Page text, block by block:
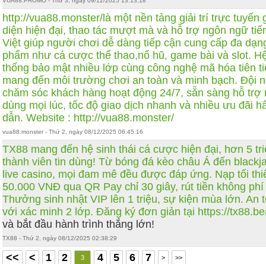
http://vua88.monster/là một nền tảng giải trí trực tuyến
diện hiện đại, thao tác mượt mà và hỗ trợ ngôn ngữ
Việt giúp người chơi dễ dàng tiếp cận cung cấp đa
phẩm như cá cược thể thao,nổ hũ, game bài và slot.
thống bảo mật nhiều lớp cùng công nghệ mã hóa tiên
mang đến môi trường chơi an toàn và minh bạch. Đội
chăm sóc khách hàng hoạt động 24/7, sẵn sàng hỗ
dùng mọi lúc, tốc độ giao dịch nhanh và nhiều ưu đãi
dẫn. Website : http://vua88.monster/
vua88.monster - Thứ 2, ngày 08/12/2025 06:45:16
TX88 mang đến hệ sinh thái cá cược hiện đại, hơn 5
thành viên tin dùng! Từ bóng đá kèo châu Á đến
live casino, mọi đam mê đều được đáp ứng. Nạp tối
50.000 VNĐ qua QR Pay chỉ 30 giây, rút tiền không
Thưởng sinh nhật VIP lên 1 triệu, sự kiện mùa lớn. An
với xác minh 2 lớp. Đăng ký đơn giản tại https://
và bắt đầu hành trình thắng lớn!
TX88 - Thứ 2, ngày 08/12/2025 02:38:29
<< < 1 2 3 4 5 6 7 > >>